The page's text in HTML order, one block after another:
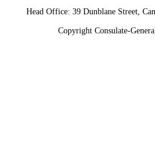
Head Office: 39 Dunblane Street,
Copyright Consulate-